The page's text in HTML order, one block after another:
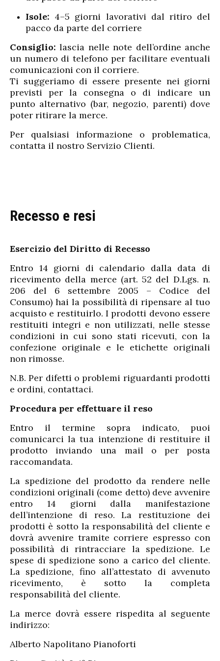
Isole: 4–5 giorni lavorativi dal ritiro del
pacco da parte del corriere
Consiglio: lascia nelle note dell’ordine anche
un numero di telefono per facilitare eventuali
comunicazioni con il corriere.
Ti suggeriamo di essere presente nei giorni
previsti per la consegna o di indicare un
punto alternativo (bar, negozio, parenti) dove
poter ritirare la merce.
Per qualsiasi informazione o problematica,
contatta il nostro Servizio Clienti.
Recesso e resi
Esercizio del Diritto di Recesso
Entro 14 giorni di calendario dalla data di
ricevimento della merce (art. 52 del D.Lgs. n.
206 del 6 settembre 2005 – Codice del
Consumo) hai la possibilità di ripensare al tuo
acquisto e restituirlo. I prodotti devono essere
restituiti integri e non utilizzati, nelle stesse
condizioni in cui sono stati ricevuti, con la
confezione originale e le etichette originali
non rimosse.
N.B. Per difetti o problemi riguardanti prodotti
e ordini, contattaci.
Procedura per effettuare il reso
Entro il termine sopra indicato, puoi
comunicarci la tua intenzione di restituire il
prodotto inviando una mail o per posta
raccomandata.
La spedizione del prodotto da rendere nelle
condizioni originali (come detto) deve avvenire
entro 14 giorni dalla manifestazione
dell’intenzione di reso. La restituzione dei
prodotti è sotto la responsabilità del cliente e
dovrà avvenire tramite corriere espresso con
possibilità di rintracciare la spedizione. Le
spese di spedizione sono a carico del cliente.
La spedizione, fino all’attestato di avvenuto
ricevimento, è sotto la completa
responsabilità del cliente.
La merce dovrà essere rispedita al seguente
indirizzo:
Alberto Napolitano Pianoforti